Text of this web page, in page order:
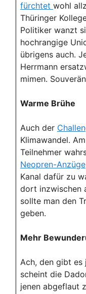
fürchtet wohl
Thüringer
Politiker wanzt
hochrangige
übrigens auch.
Herrmann
mimen.
Warme Brühe
Auch der
Klimawandel.
Teilnehmer
Neopren-Anzüge
Kanal dafür zu
dort inzwischen
sollte man den
geben.
Mehr
Ach, den gibt es
scheint die
jenen abgeflaut